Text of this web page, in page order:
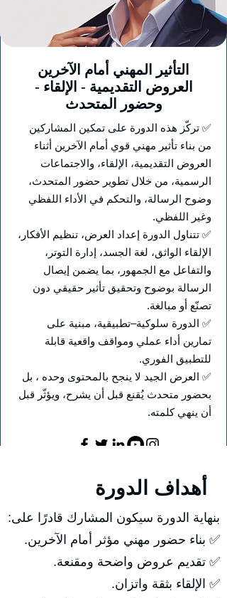
التأثير المهني أمام الآخرين
العروض التقديمية - الإلقاء -
وحضور المتحدث
✅ تركّز هذه الدورة على تمكين المشاركين
من بناء تأثير مهني قوي أمام الآخرين أثناء
العروض التقديمية، الإلقاء، والاجتماعات
الرسمية، من خلال تطوير حضور المتحدث،
وضوح الرسالة، والتحكم في الأداء اللفظي
وغير اللفظي.
✅ تتناول الدورة إعداد العرض، تنظيم الأفكار،
الإلقاء الواثق، لغة الجسد، إدارة التوتر،
والتفاعل مع الجمهور، بما يضمن إيصال
الرسالة بوضوح وتحقيق تأثير حقيقي دون
تصنّع أو مبالغة.
✅ الدورة سلوكية–تطبيقية، مبنية على
تمارين أداء عملي ومواقف واقعية قابلة
للتطبيق الفوري.
✅ العرض الجيد لا ينجح بالمحتوى وحده ، بل
بحضور متحدث يُقنع قبل أن يشرح، ويؤثّر قبل
أن ينهي كلمته.
بنهاية الدورة سيكون المشارك قادرًا على:
✅ بناء حضور مهني مؤثر أمام الآخرين.
✅ تقديم عروض واضحة ومقنعة.
✅ الإلقاء بثقة واتزان.